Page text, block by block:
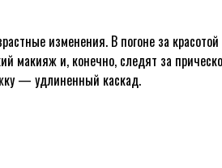
изменения. В погоне за
макияж и, конечно, следят за
— удлиненный каскад.